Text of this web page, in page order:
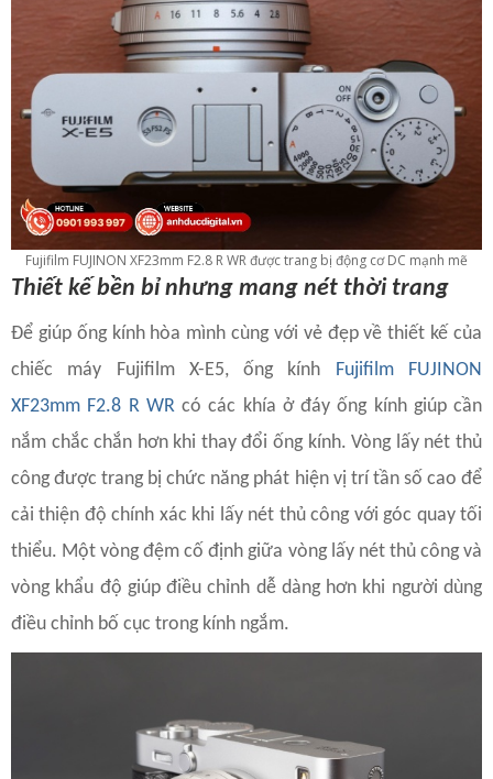
Fujifilm FUJINON XF23mm F2.8 R WR được trang bị động cơ DC mạnh mẽ
Thiết kế bền bỉ nhưng mang nét thời trang
Để giúp ống kính hòa mình cùng với vẻ đẹp về thiết kế của
chiếc máy Fujifilm X-E5, ống kính
Fujifilm FUJINON
XF23mm F2.8 R WRcó các khía ở đáy ống kính giúp cần
nắm chắc chắn hơn khi thay đổi ống kính. Vòng lấy nét thủ
công được trang bị chức năng phát hiện vị trí tần số cao để
cải thiện độ chính xác khi lấy nét thủ công với góc quay tối
thiểu. Một vòng đệm cố định giữa vòng lấy nét thủ công và
vòng khẩu độ giúp điều chỉnh dễ dàng hơn khi người dùng
điều chỉnh bố cục trong kính ngắm.